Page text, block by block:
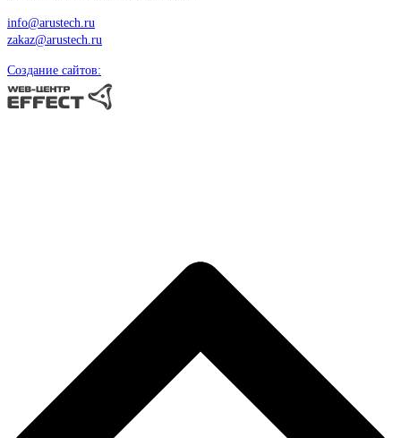
info@arustech.ru
zakaz@arustech.ru
Создание сайтов: